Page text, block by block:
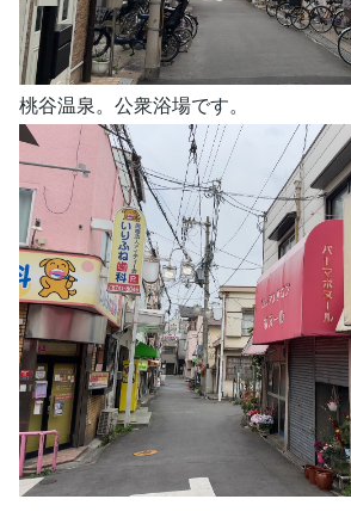
桃谷温泉。公衆浴場です。